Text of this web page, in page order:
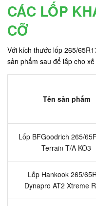
CÁC LỐP
CỠ
Với kích thước lốp 265/
sản phẩm sau để lắp cho
Tên sản phẩm
Lốp BFGoodrich 265/
Terrain T/A KO3
Lốp Hankook 265/
Dynapro AT2 Xtreme